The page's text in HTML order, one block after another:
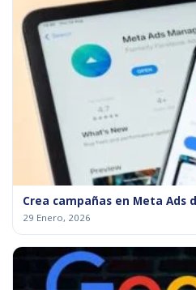
Crea campañas en Meta Ads
29 Enero, 2026